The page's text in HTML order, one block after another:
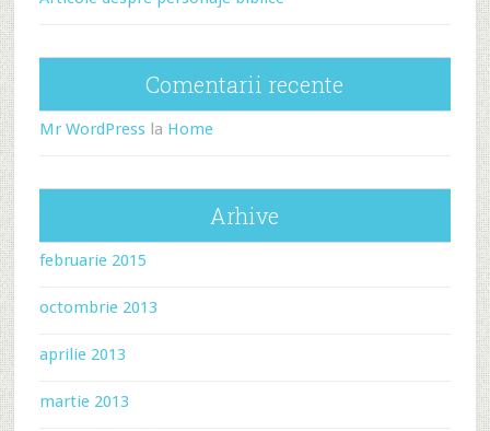
Comentarii recente
Mr WordPressla Home
Arhive
februarie 2015
octombrie 2013
aprilie 2013
martie 2013